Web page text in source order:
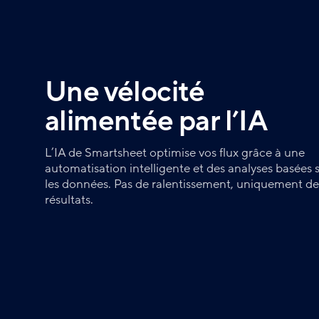
Une vélocité
alimentée par l’IA
L’IA de Smartsheet optimise vos flux grâce à une
automatisation intelligente et des analyses basées
les données. Pas de ralentissement, uniquement
résultats.